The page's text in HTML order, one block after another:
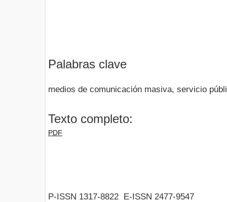
Palabras clave
medios de comunicación masiva, servicio
Texto completo:
PDF
P-ISSN 1317-8822 E-ISSN 2477-9547